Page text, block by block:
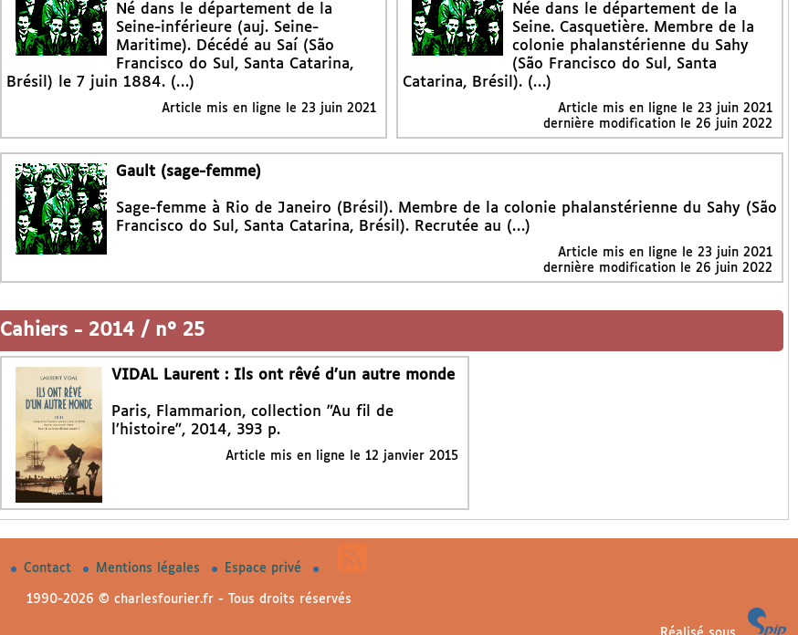
Né dans le département de la
Seine-inférieure (auj. Seine-
Maritime). Décédé au Saí (São
Francisco do Sul, Santa Catarina,
Brésil) le 7 juin 1884. (…)
Article mis en ligne le 23 juin 2021
Née dans le département de la
Seine. Casquetière. Membre de la
colonie phalanstérienne du Sahy
(São Francisco do Sul, Santa
Catarina, Brésil). (…)
Article mis en ligne le23 juin 2021
dernière modification le 26 juin 2022
Gault (sage-femme)
Sage-femme à Rio de Janeiro (Brésil). Membre de la colonie phalanstérienne du Sahy (São
Francisco do Sul, Santa Catarina, Brésil). Recrutée au (…)
Article mis en ligne le 23 juin 2021
dernière modification le 26 juin 2022
Cahiers - 2014 / n° 25
VIDAL Laurent : Ils ont rêvé d’un autre monde
Paris, Flammarion, collection "Au fil de
l’histoire", 2014, 393 p.
Article mis en ligne le 12 janvier 2015
Contact Mentions légales Espace privé
1990-2026 © charlesfourier.fr - Tous droits réservés